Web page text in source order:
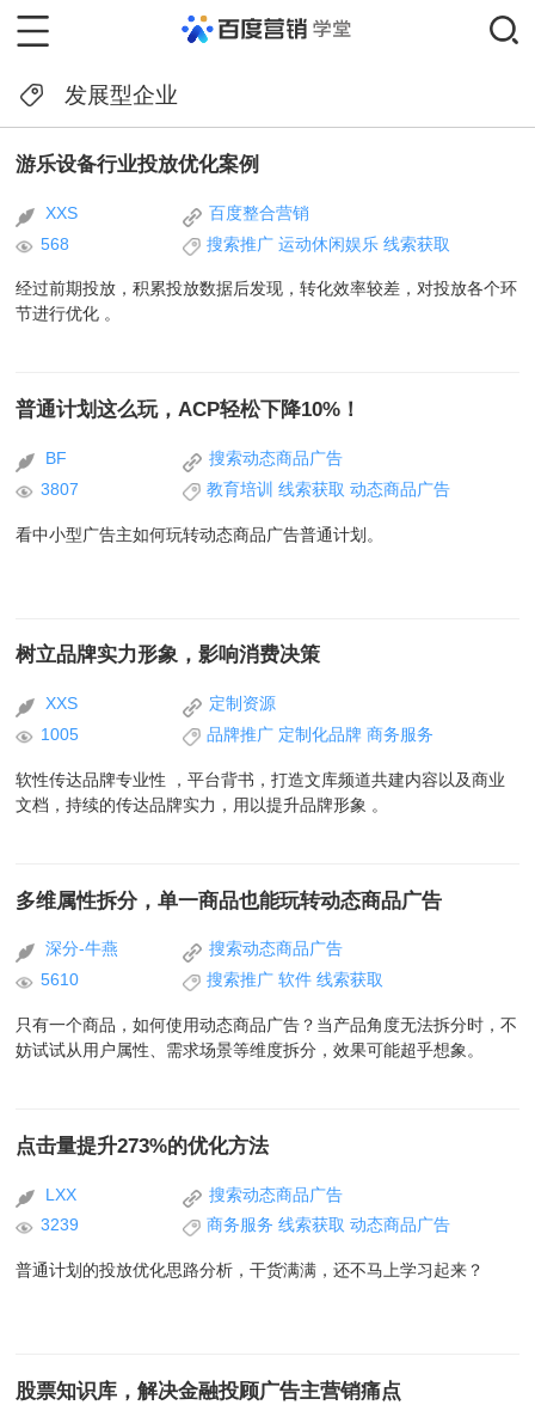
发展型企业
游乐设备行业投放优化案例
XXS
百度整合营销
568
搜索推广 运动休闲娱乐 线索获取
经过前期投放，积累投放数据后发现，转化效率较差，对投放各个环
节进行优化 。
普通计划这么玩，ACP轻松下降10%！
BF
搜索动态商品广告
3807
教育培训 线索获取 动态商品广告
看中小型广告主如何玩转动态商品广告普通计划。
树立品牌实力形象，影响消费决策
XXS
定制资源
1005
品牌推广 定制化品牌 商务服务
软性传达品牌专业性 ，平台背书，打造文库频道共建内容以及商业
文档，持续的传达品牌实力，用以提升品牌形象 。
多维属性拆分，单一商品也能玩转动态商品广告
深分-牛燕
搜索动态商品广告
5610
搜索推广 软件 线索获取
​只有一个商品，如何使用动态商品广告？当产品角度无法拆分时，不
妨试试从用户属性、需求场景等维度拆分，效果可能超乎想象。
点击量提升273%的优化方法
LXX
搜索动态商品广告
3239
商务服务 线索获取 动态商品广告
普通计划的投放优化思路分析，干货满满，还不马上学习起来？
股票知识库，解决金融投顾广告主营销痛点